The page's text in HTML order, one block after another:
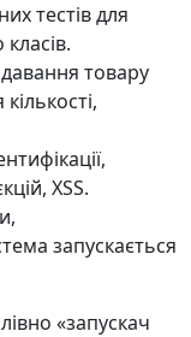
тестів для
товару
XSS.
запускається
«запускач